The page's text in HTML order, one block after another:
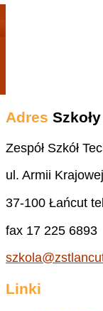
Adres Szkoły
Zespół Szkół
ul. Armii
37-100 Łańcut
fax 17 225 6893
Linki